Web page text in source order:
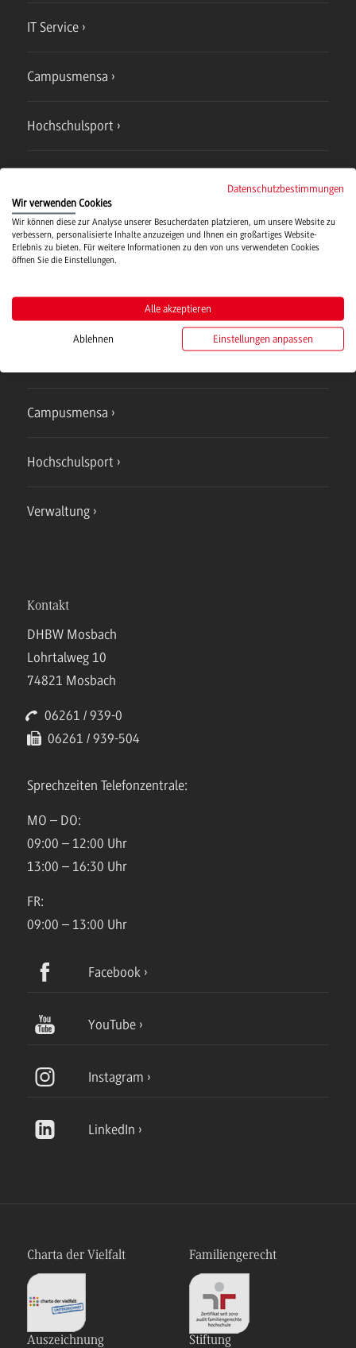
IT Service
Campusmensa
Hochschulsport
Campusmensa
Hochschulsport
Verwaltung
Kontakt
DHBW Mosbach
Lohrtalweg 10
74821 Mosbach
06261 / 939-0
06261 / 939-504
Sprechzeiten Telefonzentrale:
MO – DO:
09:00 – 12:00 Uhr
13:00 – 16:30 Uhr
FR:
09:00 – 13:00 Uhr
Facebook
YouTube
Instagram
LinkedIn
Charta der Vielfalt Familiengerecht
Auszeichnung Stiftung
Datenschutzbestimmungen
Wir verwenden Cookies
Wir können diese zur Analyse unserer Besucherdaten platzieren, um unsere Website zu
verbessern, personalisierte Inhalte anzuzeigen und Ihnen ein großartiges Website-
Erlebnis zu bieten. Für weitere Informationen zu den von uns verwendeten Cookies
öffnen Sie die Einstellungen.
Alle akzeptieren
Ablehnen Einstellungen anpassen